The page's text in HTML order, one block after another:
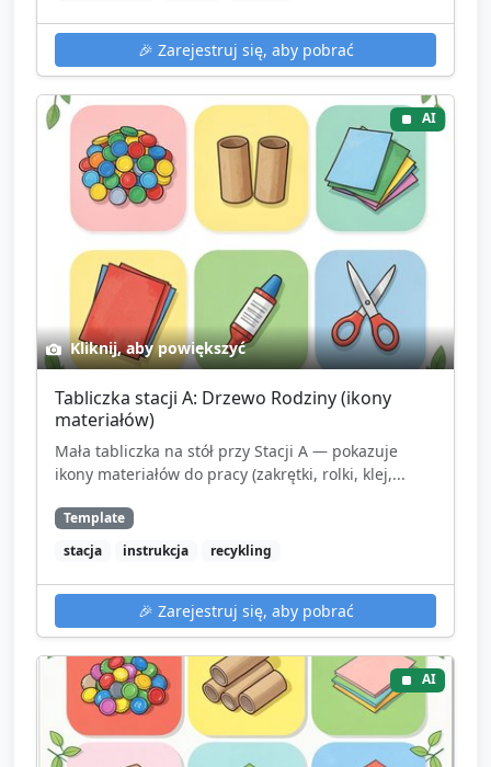
🎉 Zarejestruj się, aby pobrać
AI
Kliknij, aby powiększyć
Tabliczka stacji A: Drzewo Rodziny (ikony
materiałów)
Mała tabliczka na stół przy Stacji A — pokazuje
ikony materiałów do pracy (zakrętki, rolki, klej,...
Template
stacja
instrukcja recykling
🎉 Zarejestruj się, aby pobrać
AI